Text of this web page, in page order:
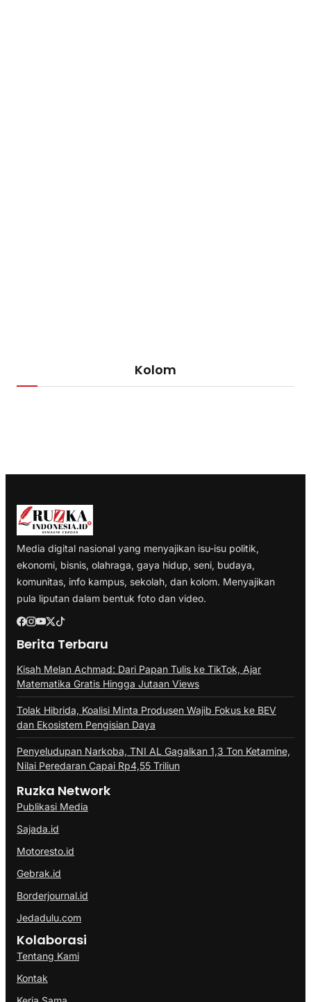
Kolom
Media digital nasional yang menyajikan isu-isu politik,
ekonomi, bisnis, olahraga, gaya hidup, seni, budaya,
komunitas, info kampus, sekolah, dan kolom. Menyajikan
pula liputan dalam bentuk foto dan video.
Berita Terbaru
Kisah Melan Achmad: Dari Papan Tulis ke TikTok, Ajar
Matematika Gratis Hingga Jutaan Views
Tolak Hibrida, Koalisi Minta Produsen Wajib Fokus ke BEV
dan Ekosistem Pengisian Daya
Penyeludupan Narkoba, TNI AL Gagalkan 1,3 Ton Ketamine,
Nilai Peredaran Capai Rp4,55 Triliun
Ruzka Network
Publikasi Media
Sajada.id
Motoresto.id
Gebrak.id
Borderjournal.id
Jedadulu.com
Kolaborasi
Tentang Kami
Kontak